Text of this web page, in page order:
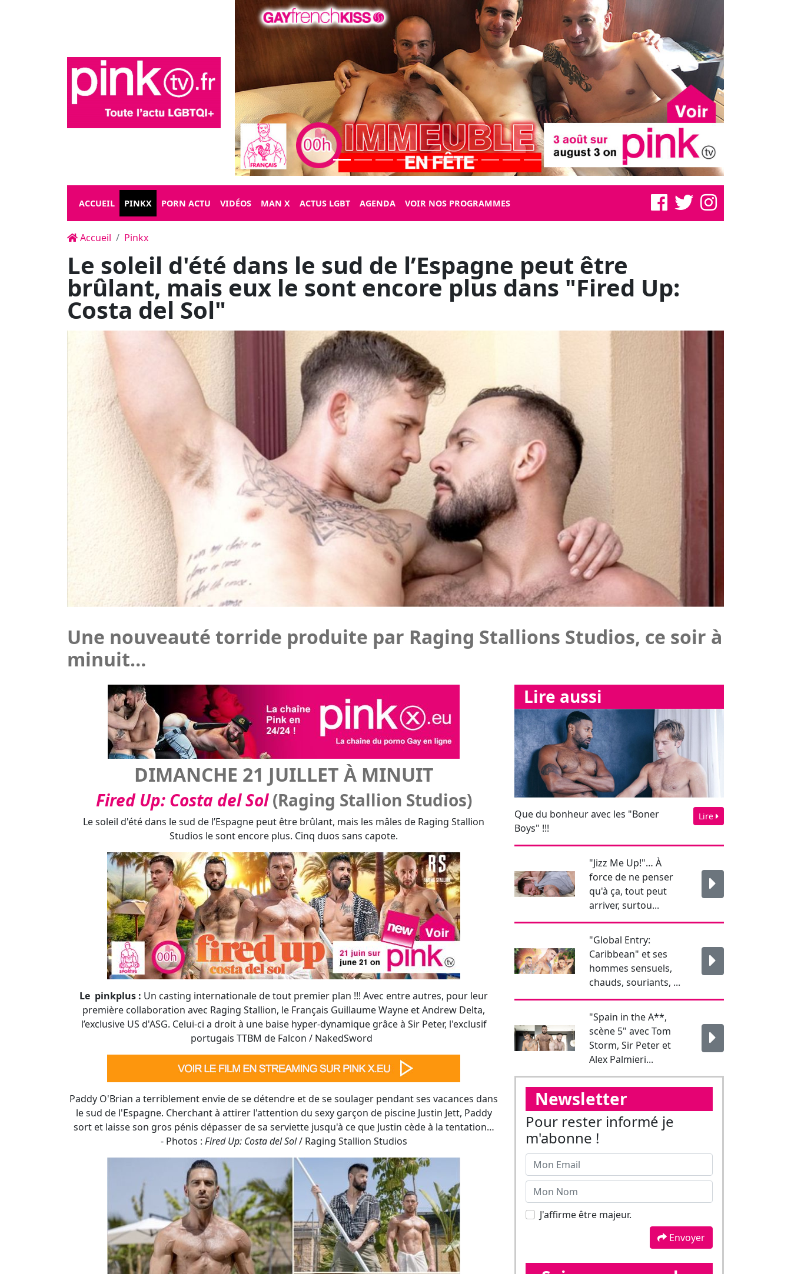
ACCUEIL PINKX PORN ACTU VIDÉOS MAN X ACTUS LGBT AGENDA VOIR NOS PROGRAMMES
Le soleil d'été dans le sud de l’Espagne peut être
brûlant, mais eux le sont encore plus dans "Fired Up:
Costa del Sol"
Une nouveauté torride produite par Raging Stallions Studios, ce soir à
minuit…
DIMANCHE 21 JUILLET À MINUIT
Fired Up: Costa del Sol(Raging Stallion Studios)
Le soleil d'été dans le sud de l’Espagne peut être brûlant, mais les mâles de Raging Stallion
Studios le sont encore plus. Cinq duos sans capote.
Le pinkplus :Un casting internationale de tout premier plan !!! Avec entre autres, pour leur
première collaboration avec Raging Stallion, le Français Guillaume Wayne et Andrew Delta,
l’exclusive US d'ASG. Celui-ci a droit à une baise hyper-dynamique grâce à Sir Peter, l'exclusif
portugais TTBM de Falcon / NakedSword
le sud de l'Espagne. Cherchant à attirer l'attention du sexy garçon de piscine Justin Jett, Paddy
sort et laisse son gros pénis dépasser de sa serviette jusqu'à ce que Justin cède à la tentation…
- Photos : Fired Up: Costa del Sol/ Raging Stallion Studios
Lire aussi
Que du bonheur avec les "Boner
Boys" !!!
"Jizz Me Up!"… À
force de ne penser
qu'à ça, tout peut
arriver, surtou...
hommes sensuels,
chauds, souriants, ...
"Spain in the A**,
Alex Palmieri...
Newsletter
Pour rester informé je
m'abonne !
J'affirme être majeur.
Envoyer
Suivez-nous sur les
réseaux